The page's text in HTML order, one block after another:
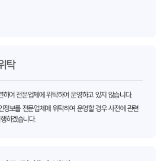
탁
여 전문업체에 위탁하여 운영하고 있지 않습니다.
정보를 전문업체에 위탁하여 운영할 경우 사전에 관련
하겠습니다.